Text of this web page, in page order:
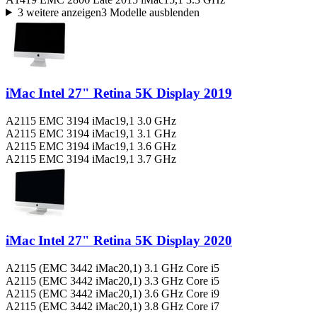
3 weitere anzeigen3 Modelle ausblenden
iMac Intel 27" Retina 5K Display 2019
A2115 EMC 3194 iMac19,1 3.0 GHz
A2115 EMC 3194 iMac19,1 3.1 GHz
A2115 EMC 3194 iMac19,1 3.6 GHz
A2115 EMC 3194 iMac19,1 3.7 GHz
iMac Intel 27" Retina 5K Display 2020
A2115 (EMC 3442 iMac20,1) 3.1 GHz Core i5
A2115 (EMC 3442 iMac20,1) 3.3 GHz Core i5
A2115 (EMC 3442 iMac20,1) 3.6 GHz Core i9
A2115 (EMC 3442 iMac20,1) 3.8 GHz Core i7